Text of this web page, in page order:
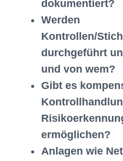
dokumentiert?
Werden
Kontrollen/
durchgeführt
und von wem?
Gibt es
ermöglichen?
Anlagen wie